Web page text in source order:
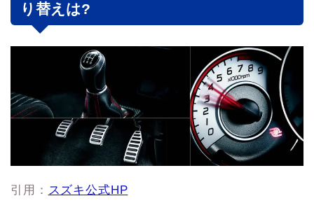
り替えは?
引用： スズキ公式HP